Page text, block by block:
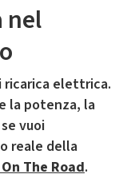
nel
ricarica elettrica.
la potenza, la
vuoi
reale della
The Road.